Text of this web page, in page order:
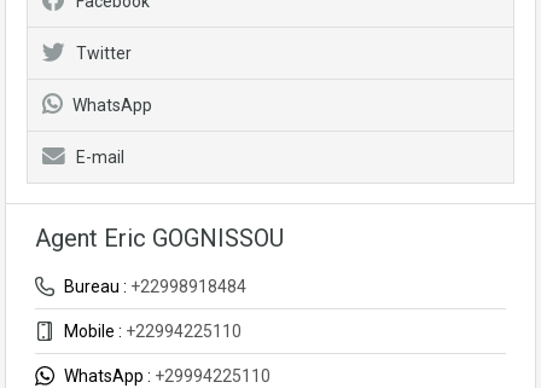
Twitter
WhatsApp
E-mail
Agent Eric GOGNISSOU
Bureau : +22998918484
Mobile : +22994225110
WhatsApp : +29994225110